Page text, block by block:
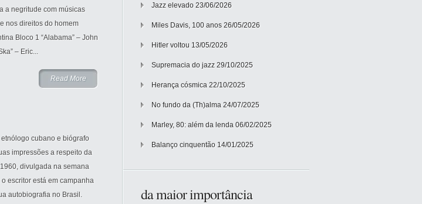
a negritude com músicas
nos direitos do homem
Bloco 1 “Alabama” – John
– Eric...
Read More
cubano e biógrafo
impressões a respeito da
divulgada na semana
escritor está em campanha
autobiografia no Brasil.
Jazz elevado 23/06/2026
Miles Davis, 100 anos 26/05/2026
Hitler voltou 13/05/2026
Supremacia do jazz 29/10/2025
Herança cósmica 22/10/2025
No fundo da (Th)alma 24/07/2025
Marley, 80: além da lenda 06/02/2025
Balanço cinquentão 14/01/2025
da maior importância